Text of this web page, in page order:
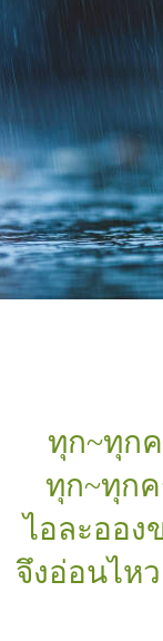
ทุก~ทุก
ทุก~ทุก
ไอละออง
จึงอ่อนไห